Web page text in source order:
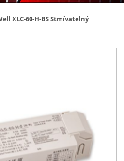
XLC-60-H-BS Stmívatelný